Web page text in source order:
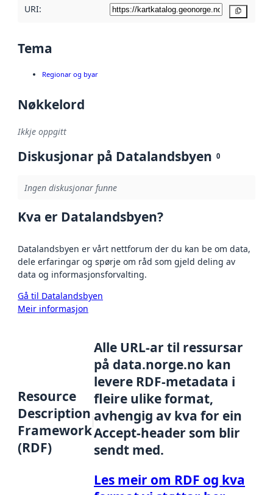
URI:
Tema
Regionar og byar
Nøkkelord
Ikkje oppgitt
Diskusjonar på Datalandsbyen 0
Ingen diskusjonar funne
Kva er Datalandsbyen?
Datalandsbyen er vårt nettforum der du kan be om data,
dele erfaringar og spørje om råd som gjeld deling av
data og informasjonsforvalting.
Gå til Datalandsbyen
Meir informasjon
Resource
Description
Framework
(RDF)
Alle URL-ar til ressursar
på data.norge.no kan
levere RDF-metadata i
fleire ulike format,
avhengig av kva for ein
Accept-header som blir
sendt med.
Les meir om RDF og kva